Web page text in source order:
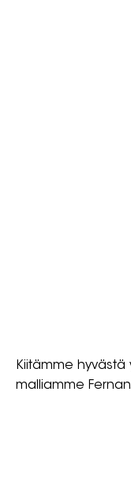
Kiitämme
malliamme